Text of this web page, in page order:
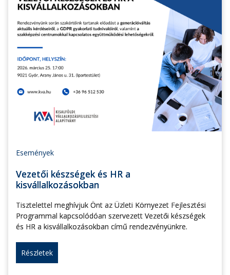
Események
Vezetői készségek és HR a
kisvállalkozásokban
Tisztelettel meghívjuk Önt az Üzleti Környezet Fejlesztési
Programmal kapcsolódóan szervezett Vezetői készségek
és HR a kisvállalkozásokban című rendezvényünkre.
Részletek